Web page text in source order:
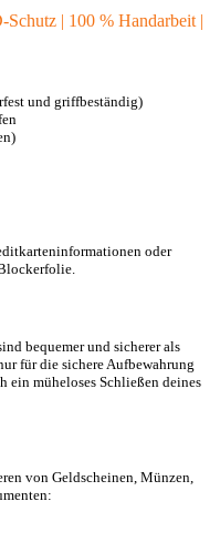
| 100 % Handarbeit |
und griffbeständig)
oder
bequemer und sicherer als
für die sichere Aufbewahrung
ein müheloses Schließen deines
von Geldscheinen, Münzen,